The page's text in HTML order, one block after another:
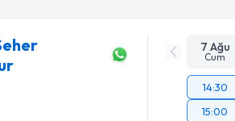
7 Ağu
Cum
14:30
15:00